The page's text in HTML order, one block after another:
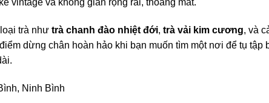
vintage và không gian rộng rãi, thoáng mát.
trà như trà chanh đào nhiệt đới, trà vải kim cương, và
dừng chân hoàn hảo khi bạn muốn tìm một nơi để tụ tập
Ninh Bình